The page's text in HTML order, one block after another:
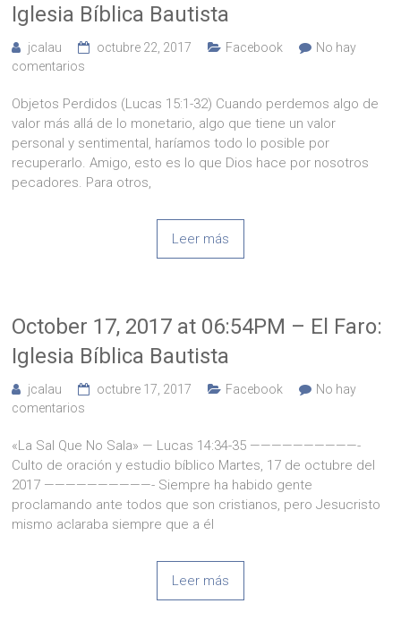
Iglesia Bíblica Bautista
jcalau octubre 22, 2017 Facebook
No hay
comentarios
Objetos Perdidos (Lucas 15:1-32) Cuando perdemos algo de
valor más allá de lo monetario, algo que tiene un valor
personal y sentimental, haríamos todo lo posible por
recuperarlo. Amigo, esto es lo que Dios hace por nosotros
pecadores. Para otros,
Leer más
October 17, 2017 at 06:54PM – El Faro:
Iglesia Bíblica Bautista
jcalau octubre 17, 2017 Facebook
No hay
comentarios
«La Sal Que No Sala» — Lucas 14:34-35 ——————————-
Culto de oración y estudio bíblico Martes, 17 de octubre del
2017 ——————————- Siempre ha habido gente
proclamando ante todos que son cristianos, pero Jesucristo
mismo aclaraba siempre que a él
Leer más